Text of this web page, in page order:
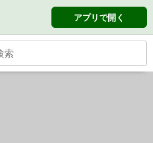
アプリで開く